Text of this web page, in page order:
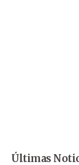
Últimas